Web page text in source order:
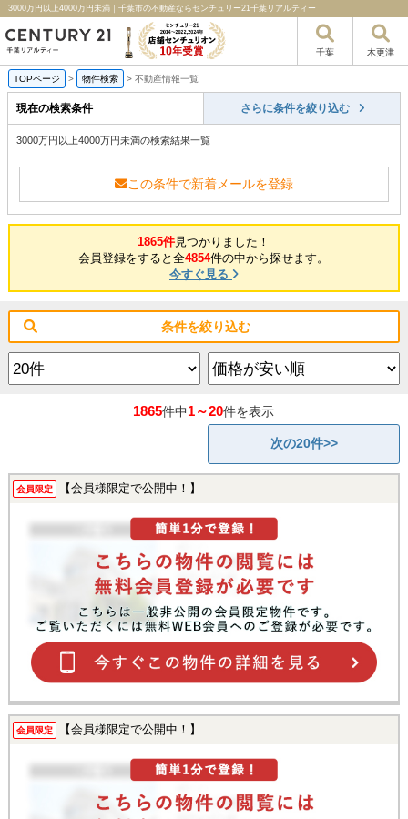
3000万円以上4000万円未満｜千葉市の不動産ならセンチュリー21千葉リアルティー
千葉 木更津
TOPページ > 物件検索 > 不動産情報一覧
現在の検索条件 さらに条件を絞り込む
3000万円以上4000万円未満の検索結果一覧
この条件で新着メールを登録
1865件見つかりました！
会員登録をすると全4854件の中から探せます。
今すぐ見る
条件を絞り込む
1865件中1～20件を表示
次の20件>>
会員限定 【会員様限定で公開中！】
会員限定 【会員様限定で公開中！】